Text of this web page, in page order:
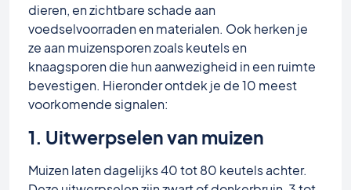
dieren, en zichtbare schade aan
voedselvoorraden en materialen. Ook herken je
ze aan muizensporen zoals keutels en
knaagsporen die hun aanwezigheid in een ruimte
bevestigen. Hieronder ontdek je de 10 meest
voorkomende signalen:
1. Uitwerpselen van muizen
Muizen laten dagelijks 40 tot 80 keutels achter.